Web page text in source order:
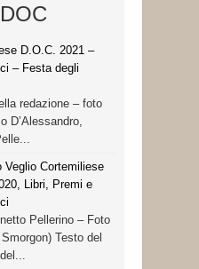
D.O.C. 2021 –
– Festa degli
redazione – foto
D’Alessandro,
Veglio Cortemiliese
Libri, Premi e
Pellerino – Foto
Testo del